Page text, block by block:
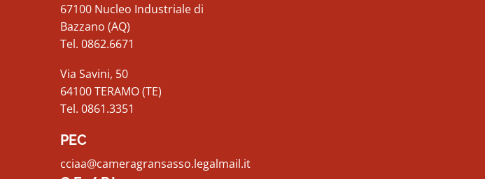
67100 Nucleo Industriale di
Bazzano (AQ)
Tel. 0862.6671
Via Savini, 50
64100 TERAMO (TE)
Tel. 0861.3351
PEC
cciaa@cameragransasso.legalmail.it